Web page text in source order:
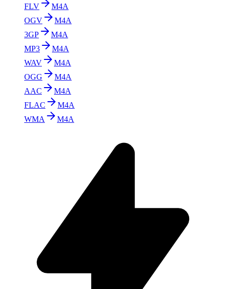
FLV
M4A
OGV
M4A
3GP
M4A
MP3
M4A
WAV
M4A
OGG
M4A
AAC
M4A
FLAC
M4A
WMA
M4A